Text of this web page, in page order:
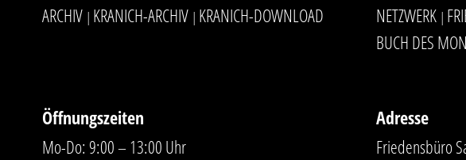
ARCHIV | KRANICH-ARCHIV | KRANICH-DOWNLOAD NETZWERK |
BUCH DES
Öffnungszeiten
Mo-Do: 9:00 – 13:00 Uhr
Adresse
Friedensbüro